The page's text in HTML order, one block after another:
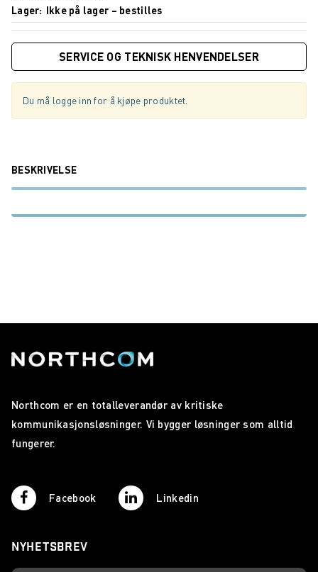
Lager
Ikke på lager – bestilles
SERVICE OG TEKNISK HENVENDELSER
Du må logge inn for å kjøpe produktet.
BESKRIVELSE
Northcom er en totalleverandør av kritiske
kommunikasjonsløsninger. Vi bygger løsninger som alltid
fungerer.
Facebook Linkedin
NYHETSBREV